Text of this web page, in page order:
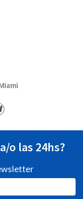
o las 24hs?